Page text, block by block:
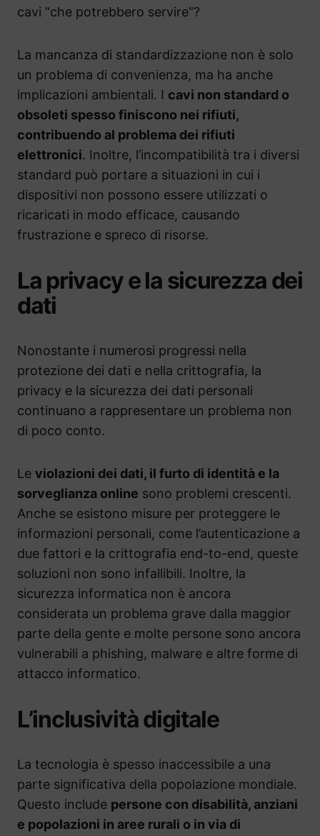
cavi “che potrebbero servire”?
La mancanza di standardizzazione non è solo
un problema di convenienza, ma ha anche
implicazioni ambientali. I cavi non standard o
obsoleti spesso finiscono nei rifiuti,
contribuendo al problema dei rifiuti
elettronici. Inoltre, l’incompatibilità tra i diversi
standard può portare a situazioni in cui i
dispositivi non possono essere utilizzati o
ricaricati in modo efficace, causando
frustrazione e spreco di risorse.
La privacy e la sicurezza dei
dati
Nonostante i numerosi progressi nella
protezione dei dati e nella crittografia, la
privacy e la sicurezza dei dati personali
continuano a rappresentare un problema non
di poco conto.
Le violazioni dei dati, il furto di identità e la
sorveglianza online sono problemi crescenti.
Anche se esistono misure per proteggere le
informazioni personali, come l’autenticazione a
due fattori e la crittografia end-to-end, queste
soluzioni non sono infallibili. Inoltre, la
sicurezza informatica non è ancora
considerata un problema grave dalla maggior
parte della gente e molte persone sono ancora
vulnerabili a phishing, malware e altre forme di
attacco informatico.
L’inclusività digitale
La tecnologia è spesso inaccessibile a una
parte significativa della popolazione mondiale.
Questo include persone con disabilità, anziani
e popolazioni in aree rurali o in via di